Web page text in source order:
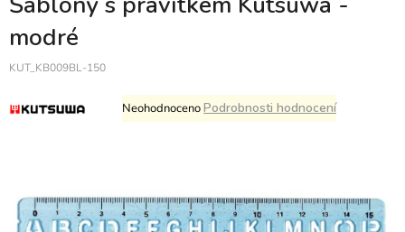
modré
KUT_KB009BL-150
Průměrné
hodnocení
5
hvězdiček.
NeohodnocenoPodrobnosti hodnocení